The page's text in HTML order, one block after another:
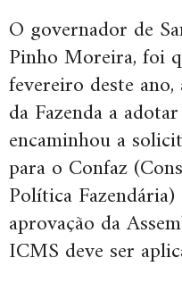
O governador de
Pinho Moreira, foi
fevereiro deste
da Fazenda a
encaminhou a
para o Confaz
Política
aprovação da
ICMS deve ser